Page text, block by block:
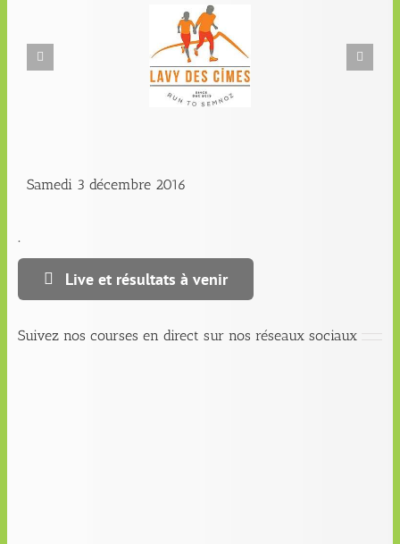
Samedi 3 décembre 2016
.
Live et résultats à venir
Suivez nos courses en direct sur nos réseaux sociaux